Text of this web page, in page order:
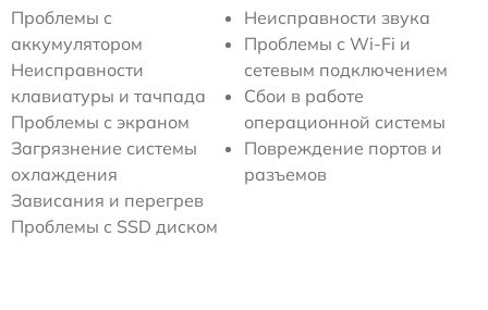
Проблемы с
аккумулятором
Неисправности
клавиатуры и тачпада
Проблемы с экраном
Загрязнение системы
охлаждения
Неисправности звука
Проблемы с Wi-Fi и
сетевым подключением
Сбои в работе
операционной системы
Повреждение портов и
разъемов
Зависания и перегрев
Проблемы с SSD диском